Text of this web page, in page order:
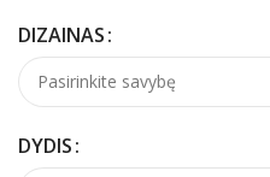
DIZAINAS
DYDIS